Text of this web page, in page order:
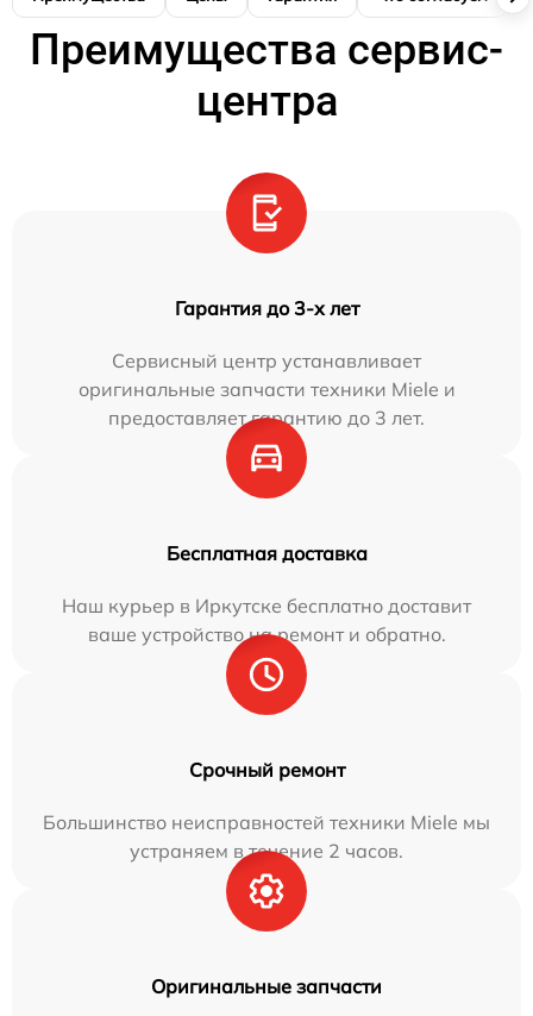
Преимущества сервис-
центра
Гарантия до 3-х лет
Сервисный центр устанавливает
оригинальные запчасти техники Miele и
предоставляет гарантию до 3 лет.
Бесплатная доставка
Наш курьер в Иркутске бесплатно доставит
ваше устройство на ремонт и обратно.
Срочный ремонт
Большинство неисправностей техники Miele мы
устраняем в течение 2 часов.
Оригинальные запчасти